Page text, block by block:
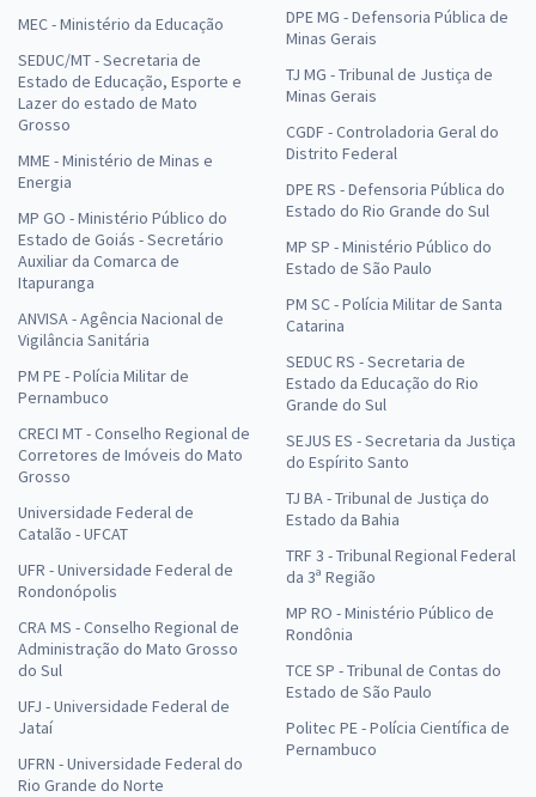
MEC - Ministério da Educação
SEDUC/MT - Secretaria de
Estado de Educação, Esporte e
Lazer do estado de Mato
Grosso
MME - Ministério de Minas e
Energia
MP GO - Ministério Público do
Estado de Goiás - Secretário
Auxiliar da Comarca de
Itapuranga
ANVISA - Agência Nacional de
Vigilância Sanitária
PM PE - Polícia Militar de
Pernambuco
CRECI MT - Conselho Regional de
Corretores de Imóveis do Mato
Grosso
Universidade Federal de
Catalão - UFCAT
UFR - Universidade Federal de
Rondonópolis
CRA MS - Conselho Regional de
Administração do Mato Grosso
do Sul
UFJ - Universidade Federal de
Jataí
UFRN - Universidade Federal do
Rio Grande do Norte
DPE MG - Defensoria Pública de
Minas Gerais
TJ MG - Tribunal de Justiça de
Minas Gerais
CGDF - Controladoria Geral do
Distrito Federal
DPE RS - Defensoria Pública do
Estado do Rio Grande do Sul
MP SP - Ministério Público do
Estado de São Paulo
PM SC - Polícia Militar de Santa
Catarina
SEDUC RS - Secretaria de
Estado da Educação do Rio
Grande do Sul
SEJUS ES - Secretaria da Justiça
do Espírito Santo
TJ BA - Tribunal de Justiça do
Estado da Bahia
TRF 3 - Tribunal Regional Federal
da 3ª Região
MP RO - Ministério Público de
Rondônia
TCE SP - Tribunal de Contas do
Estado de São Paulo
Politec PE - Polícia Científica de
Pernambuco